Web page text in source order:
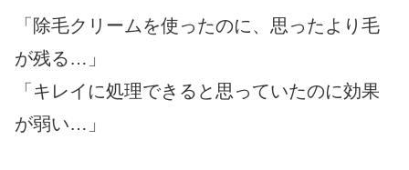
「除毛クリームを使ったのに、思ったより毛
が残る…」
「キレイに処理できると思っていたのに効果
が弱い…」